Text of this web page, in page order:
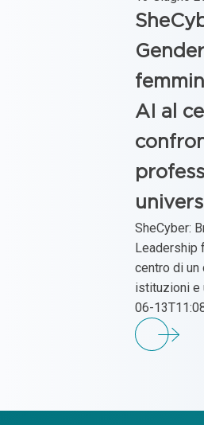
AI al
SheCyber:
Leadership
centro di
istituzioni e
06-